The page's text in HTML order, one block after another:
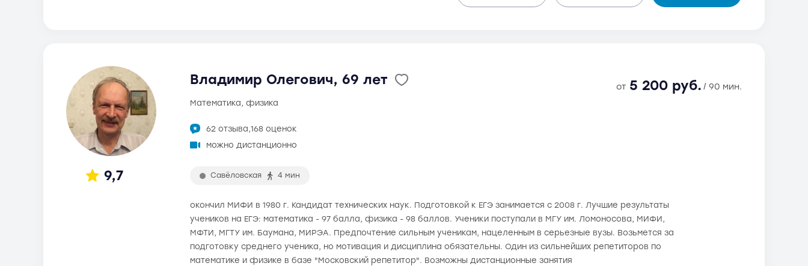
9,7
Владимир Олегович, 69 лет от 5 200 руб. / 90 мин.
математика, физика
62 отзыва,168 оценок
можно дистанционно
Савёловская 4 мин
окончил МИФИ в 1980 г. Кандидат технических наук. Подготовкой к ЕГЭ занимается с 2008 г. Лучшие результаты
учеников на ЕГЭ: математика - 97 балла, физика - 98 баллов. Ученики поступали в МГУ им. Ломоносова, МИФИ,
МФТИ, МГТУ им. Баумана, МИРЭА. Предпочтение сильным ученикам, нацеленным в серьезные вузы. Возьмется за
подготовку среднего ученика, но мотивация и дисциплина обязательны. Один из сильнейших репетиторов по
математике и физике в базе "Московский репетитор". Возможны дистанционные занятия